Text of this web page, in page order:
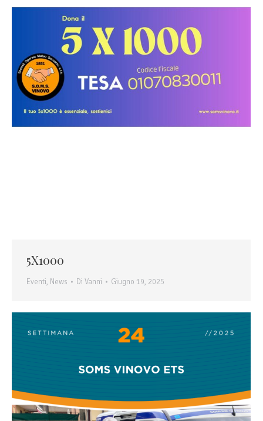
5X1000
Eventi, News Di Vanni Giugno 19, 2025